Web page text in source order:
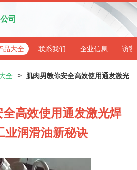
司
品大全 联系我们 企业信息 访客
全 >
肌肉男教你安全高效使用通发激光
全高效使用通发激光焊
业润滑油新秘诀